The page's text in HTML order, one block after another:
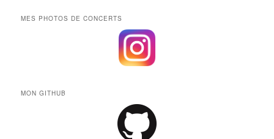
MES PHOTOS DE CONCERTS
MON GITHUB